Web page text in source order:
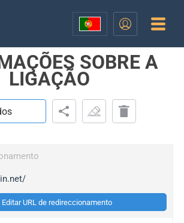
SOBRE A
LIGAÇÃO
Editar URL de redireccionamento